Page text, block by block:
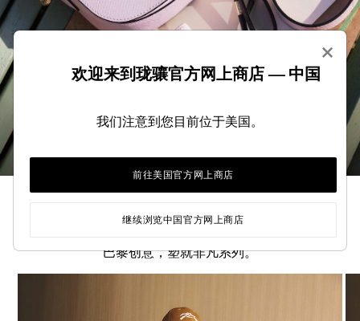
2026 年秋冬造型手册
巴黎创意，塑就非凡系列。
×
欢迎来到珑骧官方网上商店 — 中国
我们注意到您目前位于美国。
前往美国官方网上商店
继续浏览中国官方网上商店